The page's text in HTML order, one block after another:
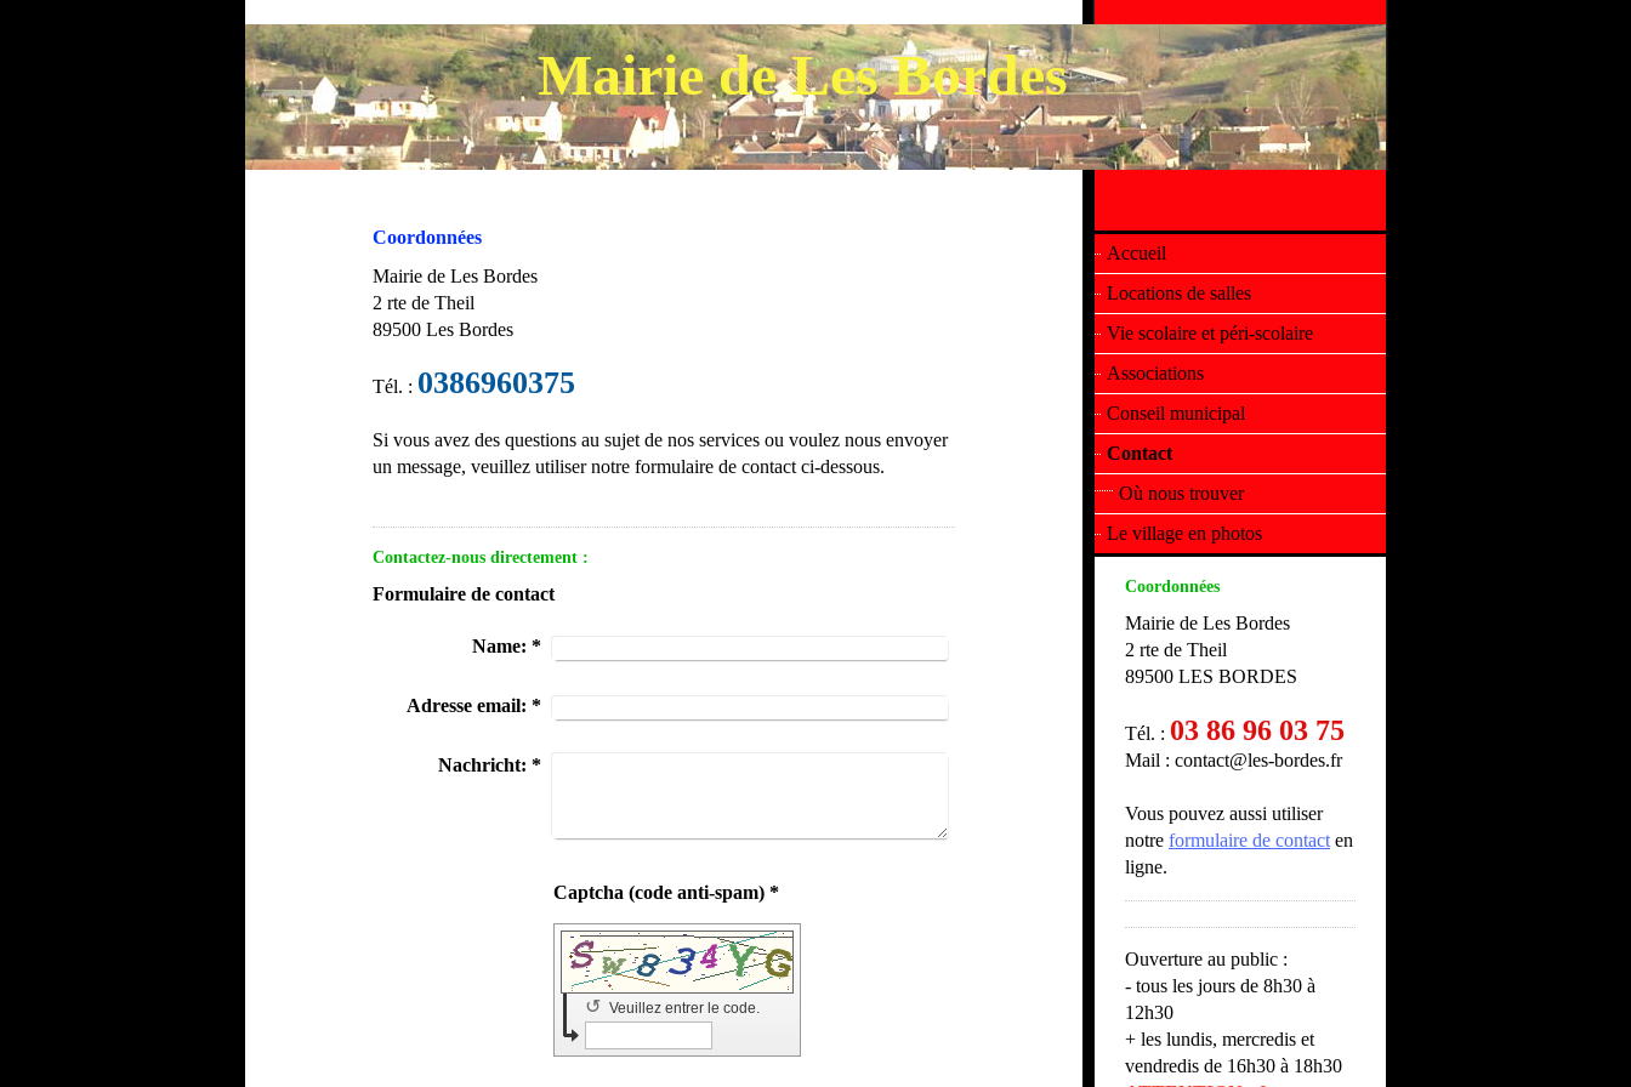
Mairie de Les Bordes
Coordonnées
Mairie de Les Bordes
2 rte de Theil
89500 Les Bordes
Tél. : 0386960375
Si vous avez des questions au sujet de nos services ou voulez nous envoyer
un message, veuillez utiliser notre formulaire de contact ci-dessous.
Contactez-nous directement :
Formulaire de contact
Name: *
Adresse email: *
Nachricht: *
Captcha (code anti-spam) *
Veuillez entrer le code.
↺
Accueil
Locations de salles
Vie scolaire et péri-scolaire
Associations
Conseil municipal
Contact
Où nous trouver
Le village en photos
Coordonnées
Mairie de Les Bordes
2 rte de Theil
89500 LES BORDES
Tél. : 03 86 96 03 75
Mail : contact@les-bordes.fr
Vous pouvez aussi utiliser
notre formulaire de contact en
ligne.
Ouverture au public :
- tous les jours de 8h30 à
12h30
+ les lundis, mercredis et
vendredis de 16h30 à 18h30